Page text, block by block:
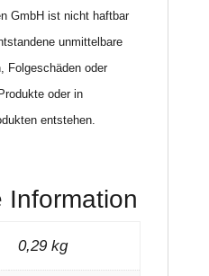
GmbH ist nicht haftbar
unmittelbare
Folgeschäden oder
oder in
entstehen.
Information
0,29 kg